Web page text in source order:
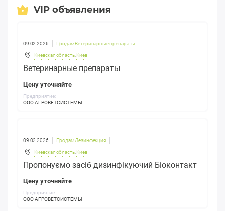
VIP объявления
09.02.2026 Продам Ветеринарные препараты
Киевская область, Киев
Ветеринарные препараты
Цену уточняйте
Предприятие:
ООО АГРОВЕТСИСТЕМЫ
09.02.2026 Продам Дезинфекция
Киевская область, Киев
Пропонуємо засіб дизинфікуючий Біоконтакт
Цену уточняйте
Предприятие:
ООО АГРОВЕТСИСТЕМЫ